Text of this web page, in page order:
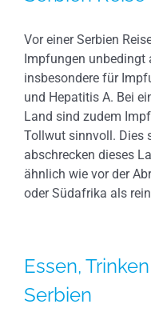
Vor einer Serbien
Impfungen
insbesondere für
und Hepatitis A. Bei
Land sind zudem
Tollwut sinnvoll. Dies
abschrecken dieses
ähnlich wie vor der
oder Südafrika als
Essen,
Serbien